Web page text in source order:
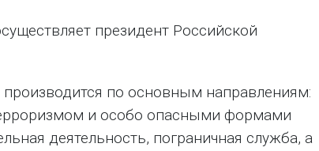
президент Российской
по основным направлениям:
и особо опасными формами
деятельность, пограничная служба, а